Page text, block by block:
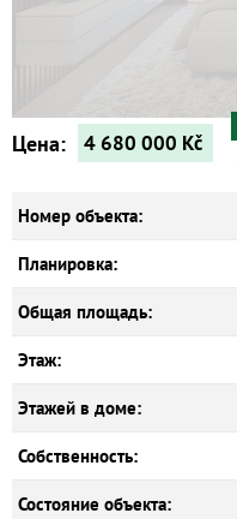
Цена: 4 680 000 Kč
Номер объекта:
Планировка:
Общая площадь:
Этаж:
Этажей в доме:
Собственность:
Состояние объекта: